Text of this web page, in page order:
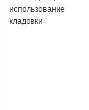
использование
кладовки